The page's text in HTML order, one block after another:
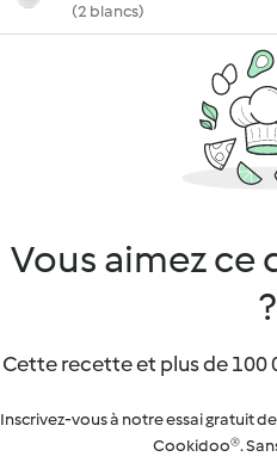
(2 blancs)
Vous aimez ce
?
Cette recette et plus de 100
Inscrivez-vous à notre essai gratuit
Cookidoo®.